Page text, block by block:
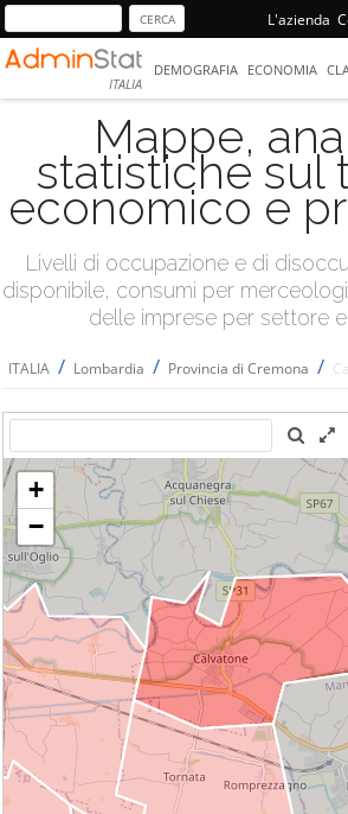
L'azienda
ITALIA
DEMOGRAFIA ECONOMIA
Mappe,
statistiche sul
economico e
Livelli di occupazione e di
disponibile, consumi per
delle imprese per settore
ITALIA / Lombardia / Provincia di Cremona /